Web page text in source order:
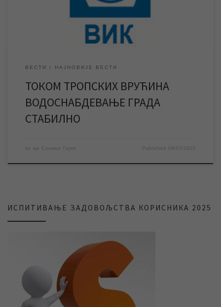
апелујемо на суграђане да воду користе рационално како би
ВЕСТИ НАЈНОВИЈЕ ВЕСТИ
ТОКОМ ТРОПСКИХ ВРУЋИНА
ВОДОСНАБДЕВАЊЕ ГРАДА
СТАБИЛНО
by мр Синиша Гајин Published 04/07/2022
ИСПИТИВАЊЕ ЗАДОВОЉСТВА КОРИСНИКА 2025